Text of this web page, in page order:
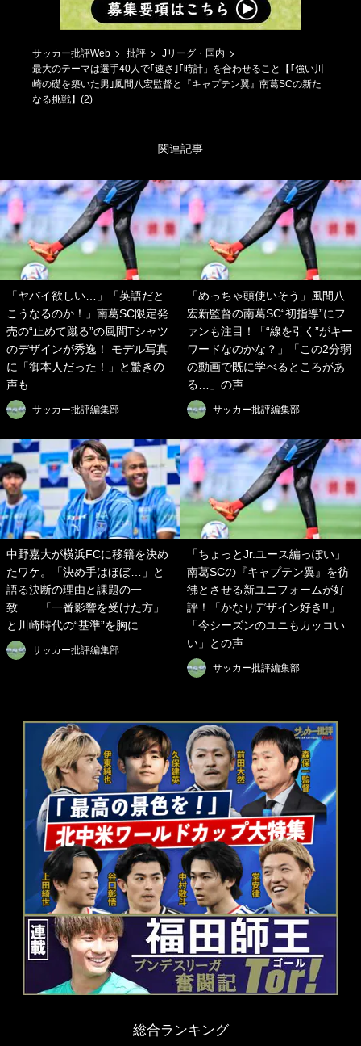
サッカー批評Web 批評
Jリーグ・国内
最大のテーマは選手40人で｢速さ｣｢時計」を合わせること【｢強い川
崎の礎を築いた男｣風間八宏監督と『キャプテン翼』南葛SCの新た
なる挑戦】(2)
関連記事
「ヤバイ欲しい…」「英語だと
こうなるのか！」南葛SC限定発
売の“止めて蹴る”の風間Tシャツ
のデザインが秀逸！ モデル写真
に「御本人だった！」と驚きの
声も
サッカー批評編集部
「めっちゃ頭使いそう」風間八
宏新監督の南葛SC“初指導”にフ
ァンも注目！「“線を引く”がキー
ワードなのかな？」「この2分弱
の動画で既に学べるところがあ
る…」の声
サッカー批評編集部
中野嘉大が横浜FCに移籍を決め
たワケ。「決め手はほぼ…」と
語る決断の理由と課題の一
致……「一番影響を受けた方」
と川崎時代の“基準”を胸に
サッカー批評編集部
「ちょっとJr.ユース編っぽい」
南葛SCの『キャプテン翼』を彷
彿とさせる新ユニフォームが好
評！「かなりデザイン好き!!」
「今シーズンのユニもカッコい
い」との声
サッカー批評編集部
総合ランキング